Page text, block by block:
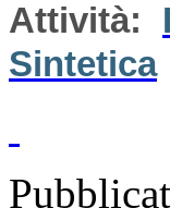
Attività:
Sintetica